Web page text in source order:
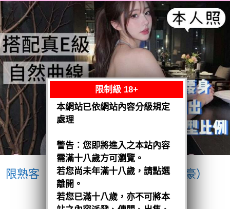
限熟客【南區】愛紗 越南$3200（豪）
閱讀全文
限制級 18+
本網站已依網站內容分級規定
處理
警告︰您即將進入之本站內容
需滿十八歲方可瀏覽。
若您尚未年滿十八歲，請點選
離開。
若您已滿十八歲，亦不可將本